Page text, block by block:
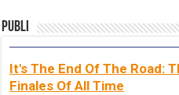
Publi
It's The End Of The Road:
Finales Of All Time